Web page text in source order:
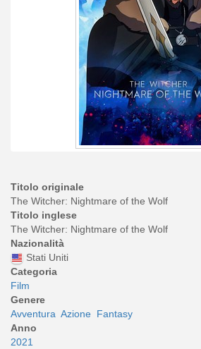
Titolo originale
The Witcher: Nightmare of the Wolf
Titolo inglese
The Witcher: Nightmare of the Wolf
Nazionalità
Stati Uniti
Categoria
Film
Genere
Avventura Azione Fantasy
Anno
2021